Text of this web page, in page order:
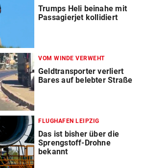
Trumps Heli beinahe mit
Passagierjet kollidiert
VOM WINDE VERWEHT
Geldtransporter verliert
Bares auf belebter Straße
FLUGHAFEN LEIPZIG
Das ist bisher über die
Sprengstoff-Drohne
bekannt